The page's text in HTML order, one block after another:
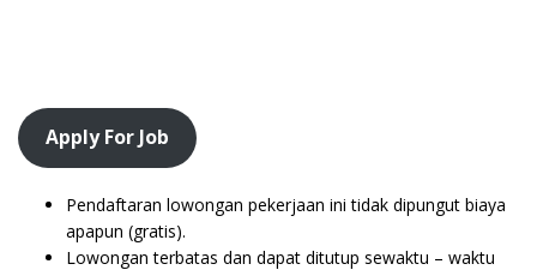
Apply For Job
Pendaftaran lowongan pekerjaan ini tidak dipungut biaya
apapun (gratis).
Lowongan terbatas dan dapat ditutup sewaktu – waktu